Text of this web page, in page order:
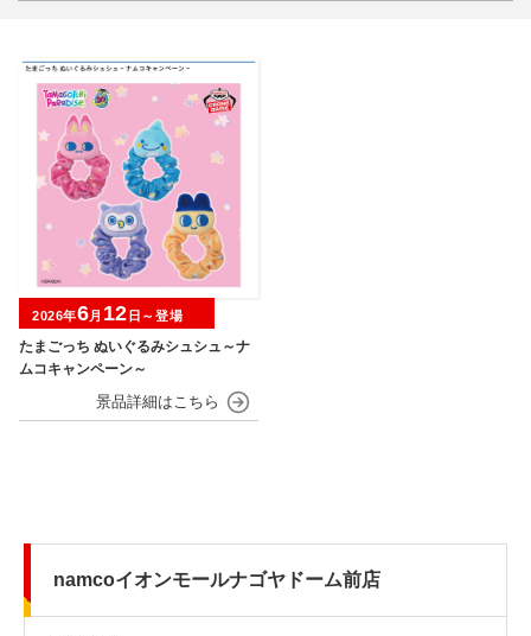
たまごっち ぬいぐるみシュシュ～ナ
ムコキャンペーン～
2026年6月 12 日～登場
namcoイオンモールナゴヤドーム前店